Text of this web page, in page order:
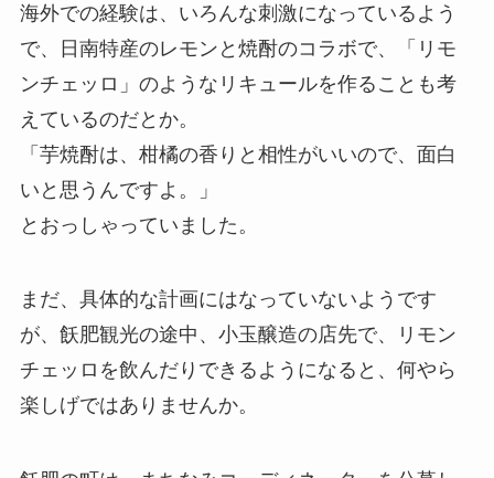
海外での経験は、いろんな刺激になっているよう
で、日南特産のレモンと焼酎のコラボで、「リモ
ンチェッロ」のようなリキュールを作ることも考
えているのだとか。
「芋焼酎は、柑橘の香りと相性がいいので、面白
いと思うんですよ。」
とおっしゃっていました。
まだ、具体的な計画にはなっていないようです
が、飫肥観光の途中、小玉醸造の店先で、リモン
チェッロを飲んだりできるようになると、何やら
楽しげではありませんか。